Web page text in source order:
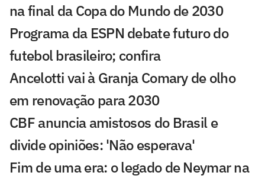
na final da Copa do Mundo de 2030
Programa da ESPN debate futuro do
futebol brasileiro; confira
Ancelotti vai à Granja Comary de olho
em renovação para 2030
CBF anuncia amistosos do Brasil e
divide opiniões: 'Não esperava'
Fim de uma era: o legado de Neymar na